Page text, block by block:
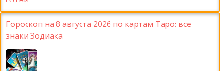
Гороскоп на 8 августа 2026 по картам Таро: все
знаки Зодиака